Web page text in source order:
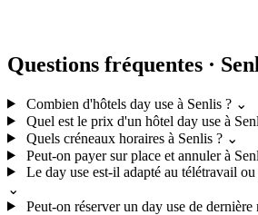
Questions fréquentes ·
Combien d'hôtels day use à Senlis ? ⌄
Quel est le prix d'un hôtel day use à
Quels créneaux horaires à Senlis ? ⌄
Peut-on payer sur place et annuler à
Le day use est-il adapté au télétravail
⌄
Peut-on réserver un day use de dernière